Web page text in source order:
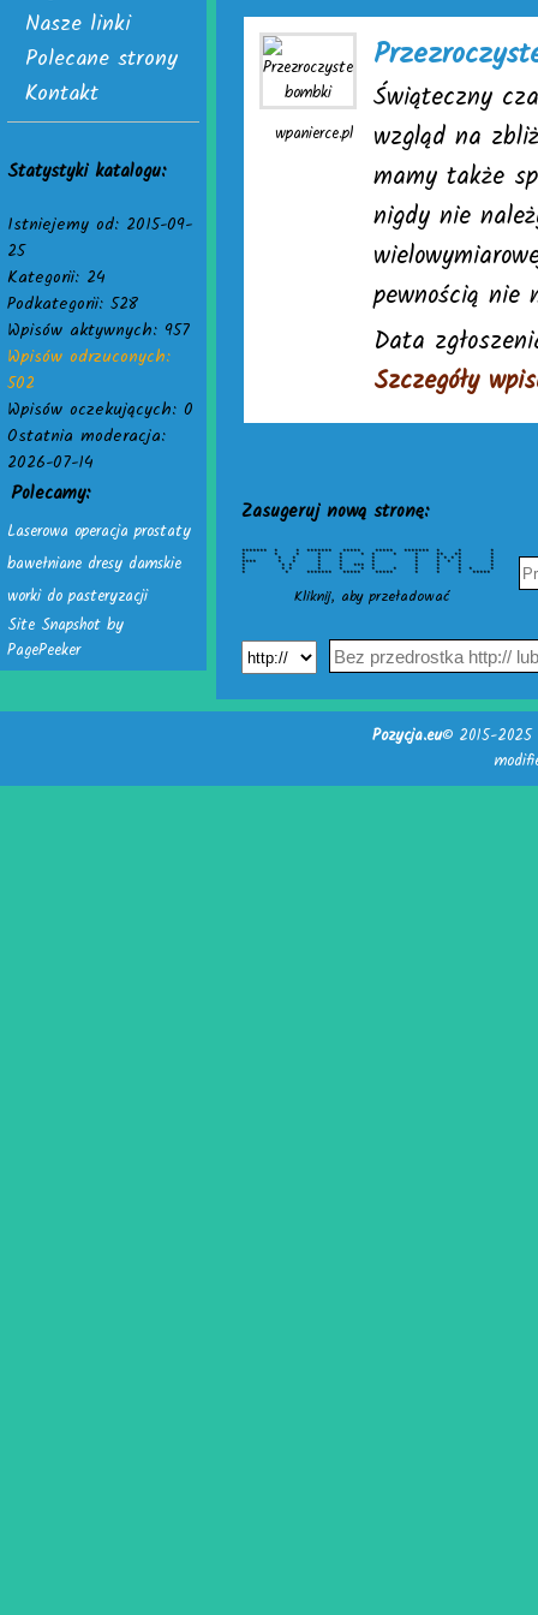
Nasze linki
Polecane strony
Kontakt
Statystyki katalogu:
Istniejemy od: 2015-09-
25
Kategorii: 24
Podkategorii: 528
Wpisów aktywnych: 957
Wpisów odrzuconych:
502
Wpisów oczekujących: 0
Ostatnia moderacja:
2026-07-14
Polecamy:
Laserowa operacja prostaty
bawełniane dresy damskie
worki do pasteryzacji
Site Snapshot by
PagePeeker
wpanierce.pl
Świąteczny
wzgląd na
mamy także
nigdy nie
pewnością nie
Data
Szczegóły
Zasugeruj nową stronę:
******* * * ******* ***** ***** ******* * * *
* * * * * * * * * ** ** *
* * * * * * * * * * * *
**** * * * * * * * * * *
* * * * * *** * * * * *
* * * * * * * * * * * * *
* * ******* ***** ***** * * * *****
Kliknij, aby przeładować
Pozycja.eu© 2015-